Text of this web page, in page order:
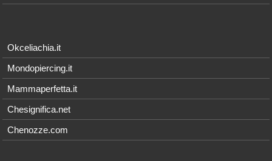
Okceliachia.it
Mondopiercing.it
Mammaperfetta.it
Chesignifica.net
Chenozze.com